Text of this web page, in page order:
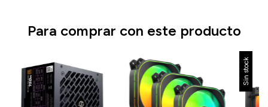
Para comprar con este producto
Sin stock